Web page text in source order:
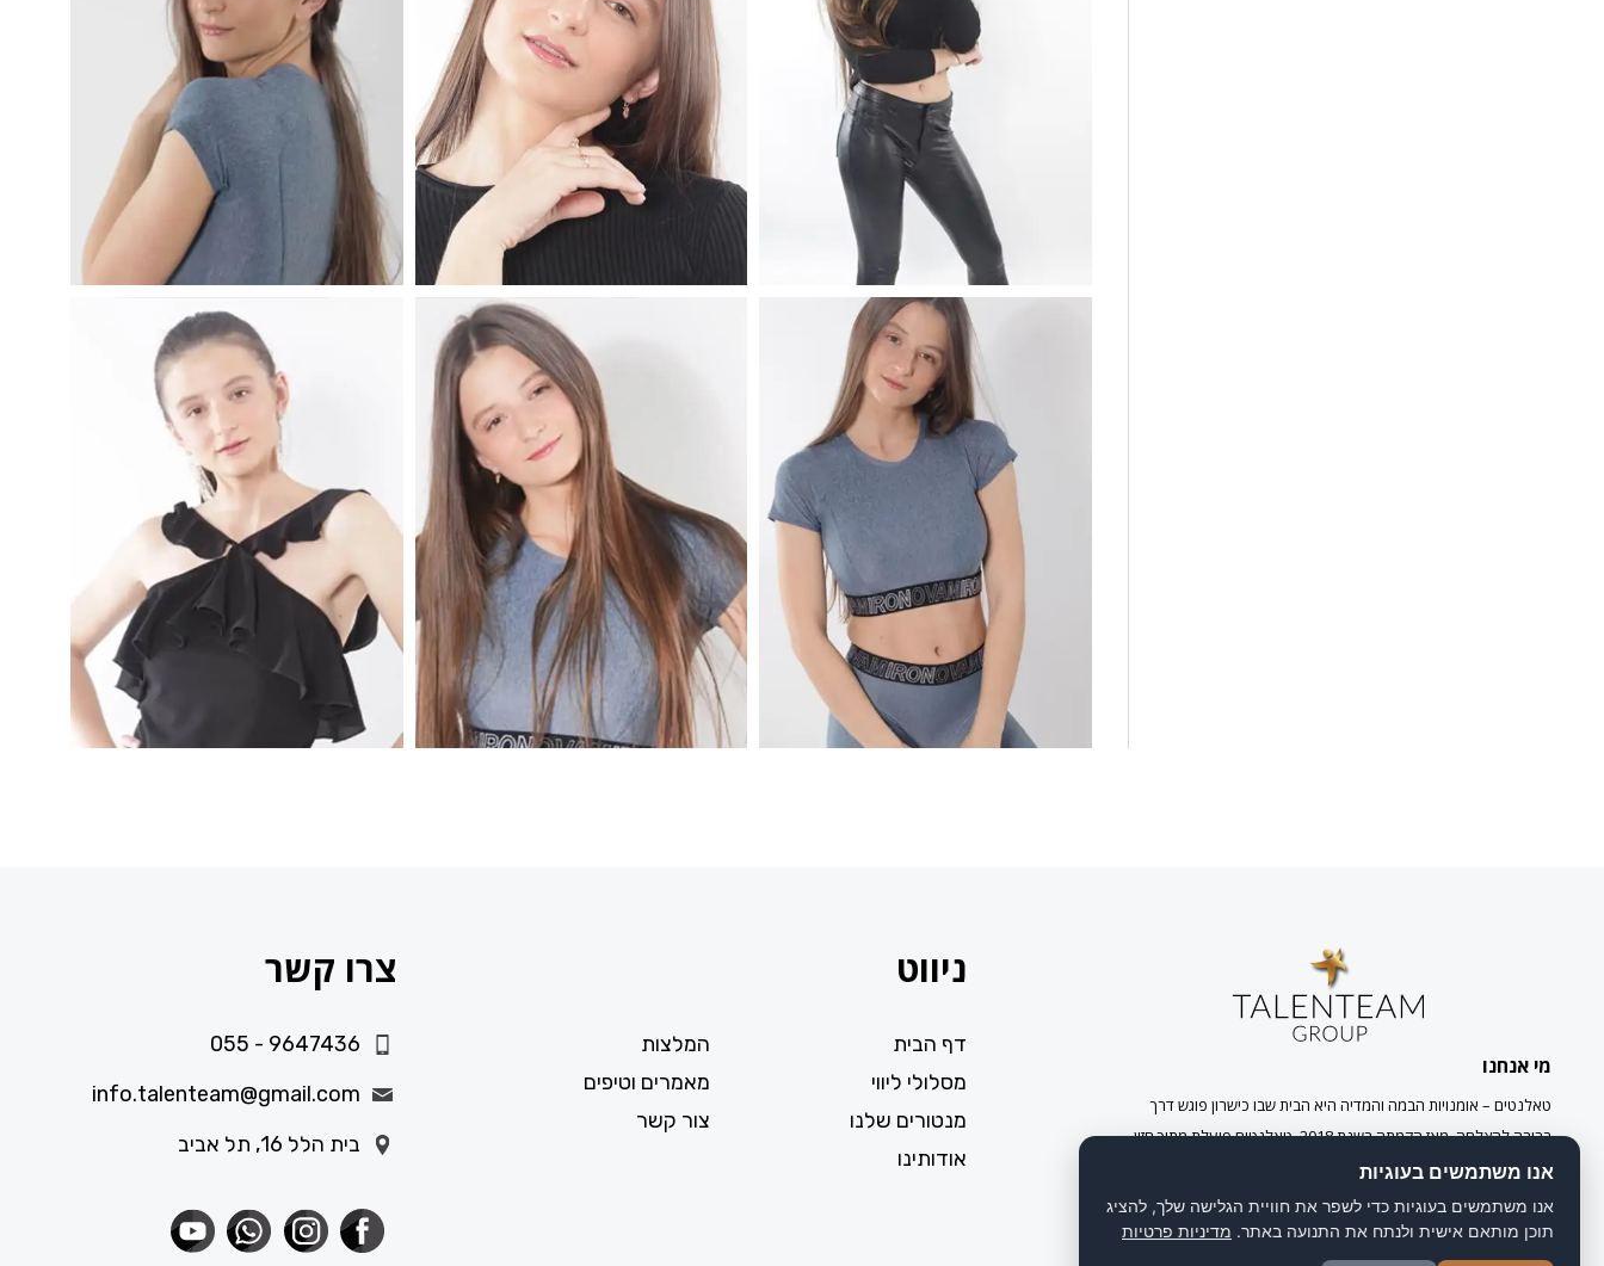
מי אנחנו
טאלנטים – אומנויות הבמה והמדיה היא הבית שבו כישרון פוגש דרך
ברורה להצלחה. מאז הקמתה בשנת 2018, טאלנטים פועלת מתוך חזון
אחד ברור: לגלות, לפתח ולהצמיח את דור היוצרים הבא של עולם
הבידור, הבמה והמדיה בישראל ובעולם.
ניווט
דף הבית
מסלולי ליווי
מנטורים שלנו
אודותינו
המלצות
מאמרים וטיפים
צור קשר
צרו קשר
055 - 9647436
info.talenteam@gmail.com
בית הלל 16, תל אביב
אנו משתמשים בעוגיות
אנו משתמשים בעוגיות כדי לשפר את חוויית הגלישה שלך, להציג
תוכן מותאם אישית ולנתח את התנועה באתר. מדיניות פרטיות